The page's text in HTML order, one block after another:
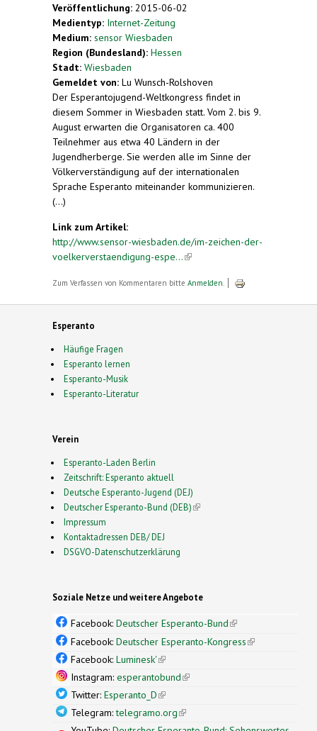
Veröffentlichung: 2015-06-02
Medientyp: Internet-Zeitung
Medium: sensor Wiesbaden
Region (Bundesland): Hessen
Stadt: Wiesbaden
Gemeldet von: Lu Wunsch-Rolshoven
Der Esperantojugend-Weltkongress findet in
diesem Sommer in Wiesbaden statt. Vom 2. bis 9.
August erwarten die Organisatoren ca. 400
Teilnehmer aus etwa 40 Ländern in der
Jugendherberge. Sie werden alle im Sinne der
Völkerverständigung auf der internationalen
Sprache Esperanto miteinander kommunizieren.
(...)
Link zum Artikel:
http://www.sensor-wiesbaden.de/im-zeichen-der-
voelkerverstaendigung-espe...(link is external)
Zum Verfassen von Kommentaren bitte Anmelden
Esperanto
Häufige Fragen
Esperanto lernen
Esperanto-Musik
Esperanto-Literatur
Verein
Esperanto-Laden Berlin
Zeitschrift: Esperanto aktuell
Deutsche Esperanto-Jugend (DEJ)
Deutscher Esperanto-Bund (DEB)(link is external)
Impressum
Kontaktadressen DEB/ DEJ
DSGVO-Datenschutzerklärung
Soziale Netze und weitere Angebote
Facebook: Deutscher Esperanto-Bund(link is
external)
Facebook: Deutscher Esperanto-Kongress(link is
Facebook: Luminesk'(link is external)
Instagram: esperantobund(link is external)
Twitter: Esperanto_D(link is external)
Telegram:telegramo.org(link is external)